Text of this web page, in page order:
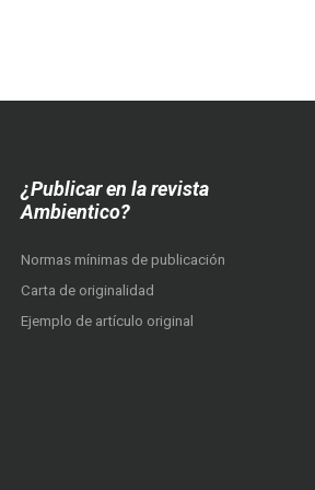
¿Publicar en la revista
Ambientico?
Normas mínimas de publicación
Carta de originalidad
Ejemplo de artículo original